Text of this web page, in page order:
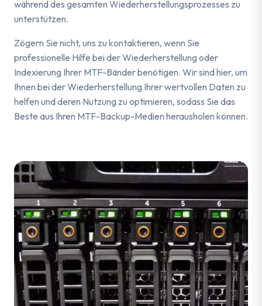
während des gesamten Wiederherstellungsprozesses zu
unterstützen.
Zögern Sie nicht, uns zu kontaktieren, wenn Sie
professionelle Hilfe bei der Wiederherstellung oder
Indexierung Ihrer MTF-Bänder benötigen. Wir sind hier, um
Ihnen bei der Wiederherstellung Ihrer wertvollen Daten zu
helfen und deren Nutzung zu optimieren, sodass Sie das
Beste aus Ihren MTF-Backup-Medien herausholen können.